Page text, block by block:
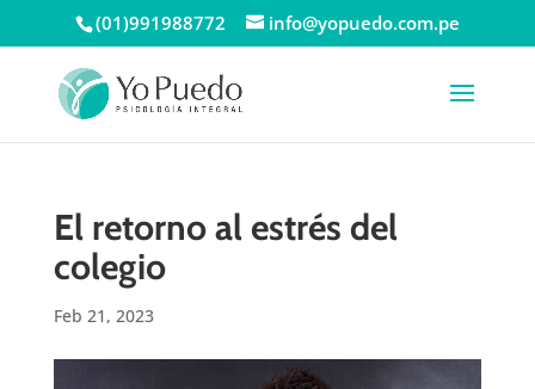
(01)991988772 info@yopuedo.com.pe
El retorno al estrés del
colegio
Feb 21, 2023